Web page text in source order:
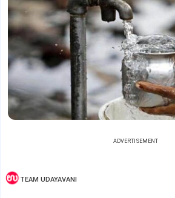
ADVERTISEMENT
TEAM UDAYAVANI